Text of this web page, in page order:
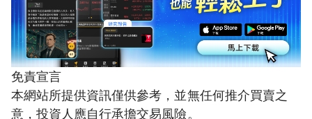
免責宣言
本網站所提供資訊僅供參考，並無任何推介買賣之
意，投資人應自行承擔交易風險。